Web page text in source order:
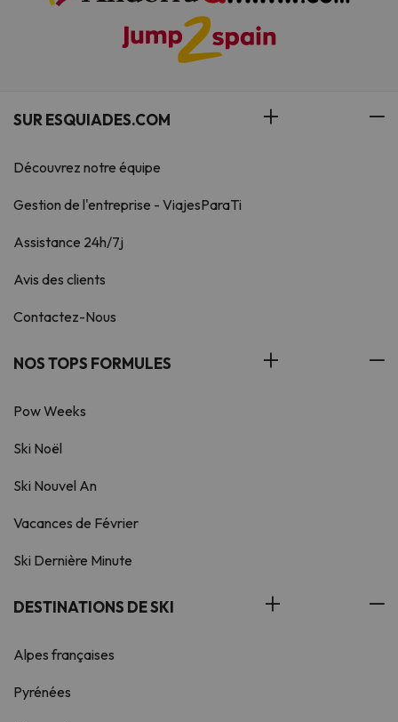
SUR ESQUIADES.COM
Découvrez notre équipe
Gestion de l'entreprise - ViajesParaTi
Assistance 24h/7j
Avis des clients
Contactez-Nous
NOS TOPS FORMULES
Pow Weeks
Ski Noël
Ski Nouvel An
Vacances de Février
Ski Dernière Minute
DESTINATIONS DE SKI
Alpes françaises
Pyrénées